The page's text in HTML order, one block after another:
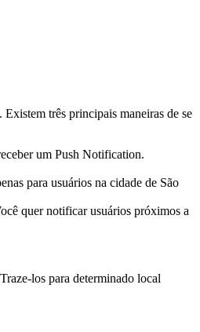
três principais maneiras de se
um Push Notification.
para usuários na cidade de São
quer notificar usuários próximos a
los para determinado local